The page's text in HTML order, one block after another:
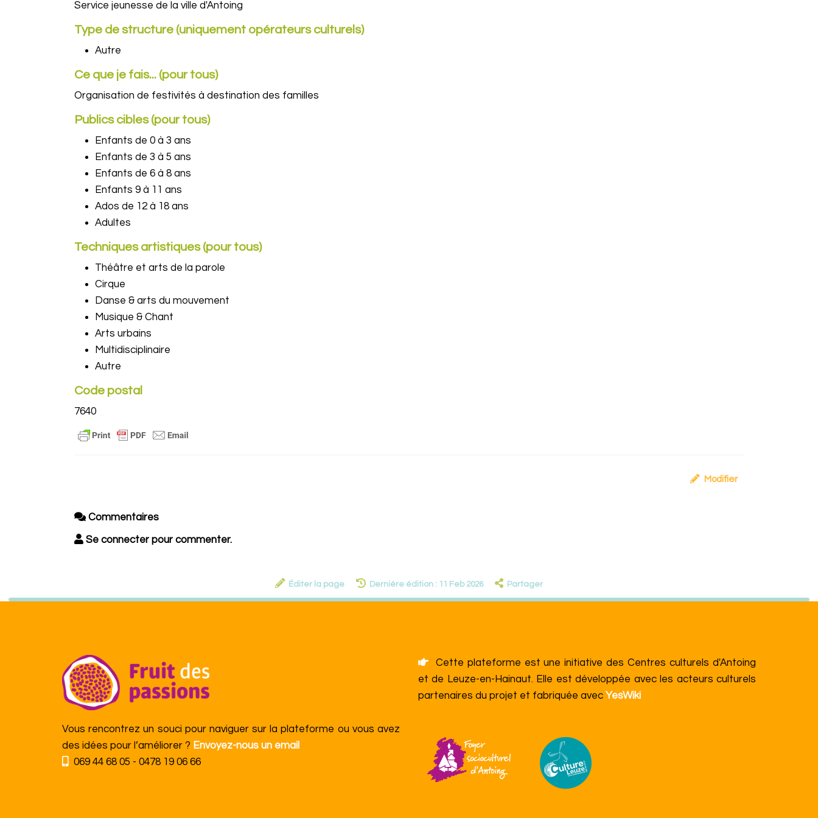
Service jeunesse de la ville d'Antoing
Type de structure (uniquement opérateurs culturels)
Autre
Ce que je fais... (pour tous)
Organisation de festivités à destination des familles
Publics cibles (pour tous)
Enfants de 0 à 3 ans
Enfants de 3 à 5 ans
Enfants de 6 à 8 ans
Enfants 9 à 11 ans
Ados de 12 à 18 ans
Adultes
Techniques artistiques (pour tous)
Théâtre et arts de la parole
Cirque
Danse & arts du mouvement
Musique & Chant
Arts urbains
Multidisciplinaire
Autre
Code postal
7640
Modifier
Commentaires
Se connecter pour commenter.
Éditer la page Dernière édition : 11 Feb 2026 Partager
Vous rencontrez un souci pour naviguer sur la plateforme ou vous avez
des idées pour l’améliorer ? Envoyez-nous un email
069 44 68 05 - 0478 19 06 66
Cette plateforme est une initiative des Centres culturels d'Antoing
et de Leuze-en-Hainaut. Elle est développée avec les acteurs culturels
partenaires du projet et fabriquée avec YesWiki